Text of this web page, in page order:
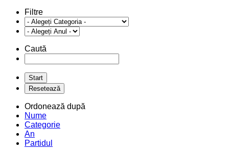
Filtre
Caută
Ordonează după
Nume
Categorie
An
Partidul